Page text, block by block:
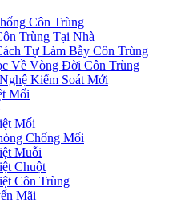
Côn Trùng
Trùng Tại Nhà
Tự Làm Bẫy Côn Trùng
Về Vòng Đời Côn Trùng
Kiểm Soát Mới
Mối
Mối
Chống Mối
Muỗi
Chuột
Côn Trùng
Mãi